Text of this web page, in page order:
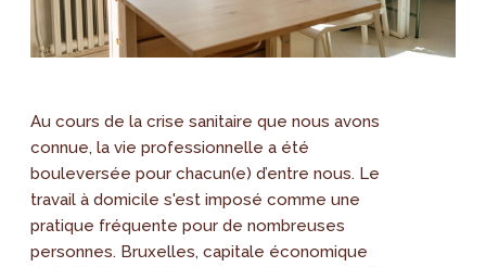
Au cours de la crise sanitaire que nous avons
connue, la vie professionnelle a été
bouleversée pour chacun(e) d’entre nous. Le
travail à domicile s'est imposé comme une
pratique fréquente pour de nombreuses
personnes. Bruxelles, capitale économique